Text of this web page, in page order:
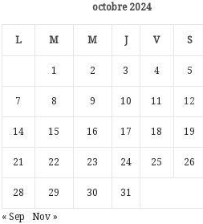
octobre 2024
L M M J V S
1 2 3 4 5
7 8 9 10 11 12
14 15 16 17 18 19
21 22 23 24 25 26
28 29 30 31
« Sep Nov »